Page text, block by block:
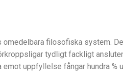
filosofiska system.
tydligt fackligt
uppfyllelse fångar hundra %